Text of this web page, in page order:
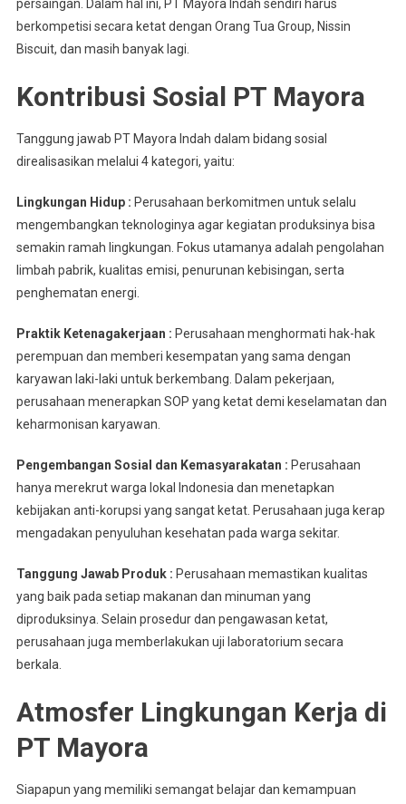
persaingan. Dalam hal ini, PT Mayora Indah sendiri harus
berkompetisi secara ketat dengan Orang Tua Group, Nissin
Biscuit, dan masih banyak lagi.
Kontribusi Sosial PT Mayora
Tanggung jawab PT Mayora Indah dalam bidang sosial
direalisasikan melalui 4 kategori, yaitu:
Lingkungan Hidup : Perusahaan berkomitmen untuk selalu
mengembangkan teknologinya agar kegiatan produksinya bisa
semakin ramah lingkungan. Fokus utamanya adalah pengolahan
limbah pabrik, kualitas emisi, penurunan kebisingan, serta
penghematan energi.
Praktik Ketenagakerjaan : Perusahaan menghormati hak-hak
perempuan dan memberi kesempatan yang sama dengan
karyawan laki-laki untuk berkembang. Dalam pekerjaan,
perusahaan menerapkan SOP yang ketat demi keselamatan dan
keharmonisan karyawan.
Pengembangan Sosial dan Kemasyarakatan : Perusahaan
hanya merekrut warga lokal Indonesia dan menetapkan
kebijakan anti-korupsi yang sangat ketat. Perusahaan juga kerap
mengadakan penyuluhan kesehatan pada warga sekitar.
Tanggung Jawab Produk : Perusahaan memastikan kualitas
yang baik pada setiap makanan dan minuman yang
diproduksinya. Selain prosedur dan pengawasan ketat,
perusahaan juga memberlakukan uji laboratorium secara
berkala.
Atmosfer Lingkungan Kerja di
PT Mayora
Siapapun yang memiliki semangat belajar dan kemampuan